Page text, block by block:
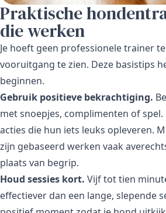
Praktische
die werken
Je hoeft geen professionele trainer
vooruitgang te zien. Deze basistips
beginnen.
Gebruik positieve bekrachtiging.
met snoepjes, complimenten of
acties die hun iets leuks opleveren.
zijn gebaseerd werken vaak
plaats van begrip.
Houd sessies kort. Vijf tot tien
effectiever dan een lange, slepende